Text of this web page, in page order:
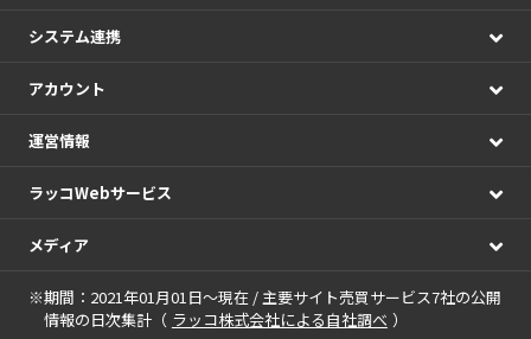
システム連携
アカウント
運営情報
ラッコWebサービス
メディア
※期間：2021年01月01日～現在 / 主要サイト売買サービス7社の公開
情報の日次集計（ ラッコ株式会社による自社調べ ）